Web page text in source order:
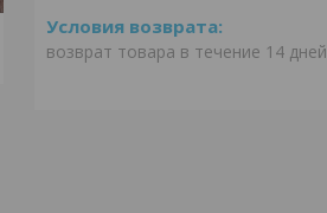
возврат товара в течение 14 дней